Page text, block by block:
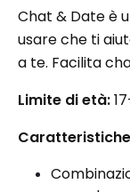
Chat & Date è
usare che ti
a te. Facilita
Limite di età: